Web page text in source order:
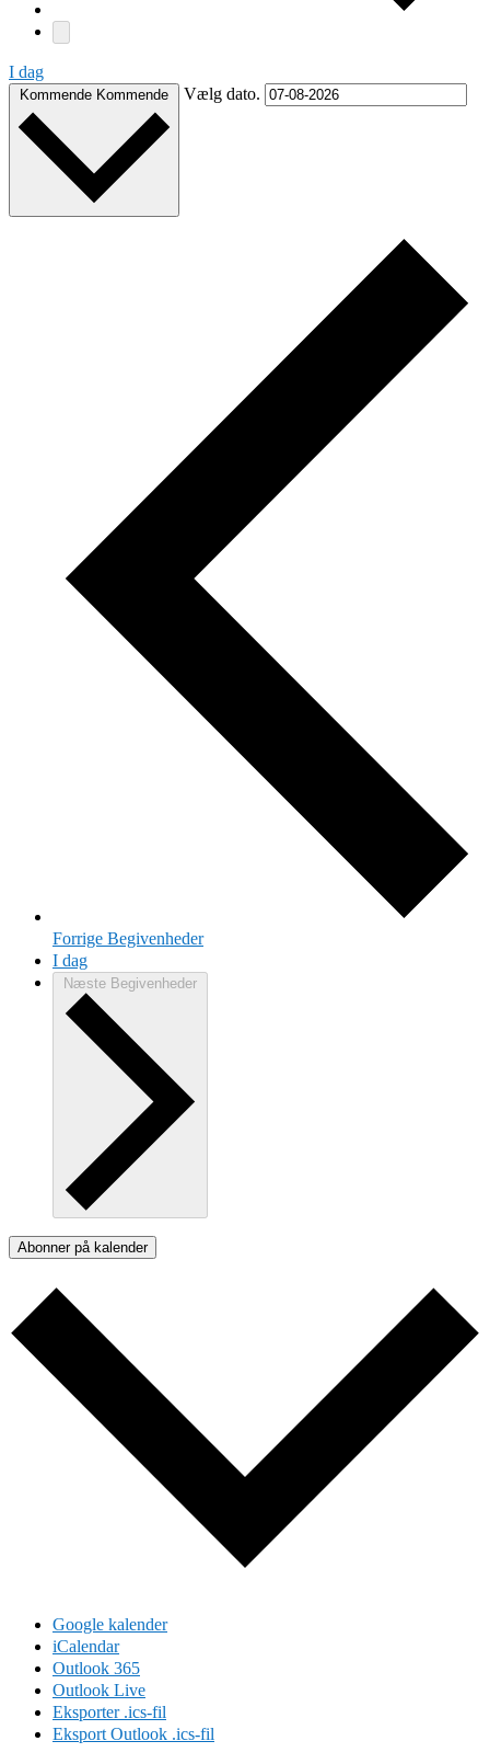
I dag
Kommende Kommende Vælg dato.
Forrige Begivenheder
I dag
Næste Begivenheder
Abonner på kalender
Google kalender
iCalendar
Outlook 365
Outlook Live
Eksporter .ics-fil
Eksport Outlook .ics-fil